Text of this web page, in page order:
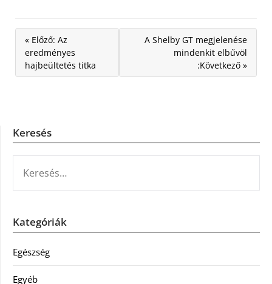
« Előző: Az
eredményes
hajbeültetés titka
A Shelby GT megjelenése
mindenkit elbűvöl
:Következő »
Keresés
Kategóriák
Egészség
Egyéb